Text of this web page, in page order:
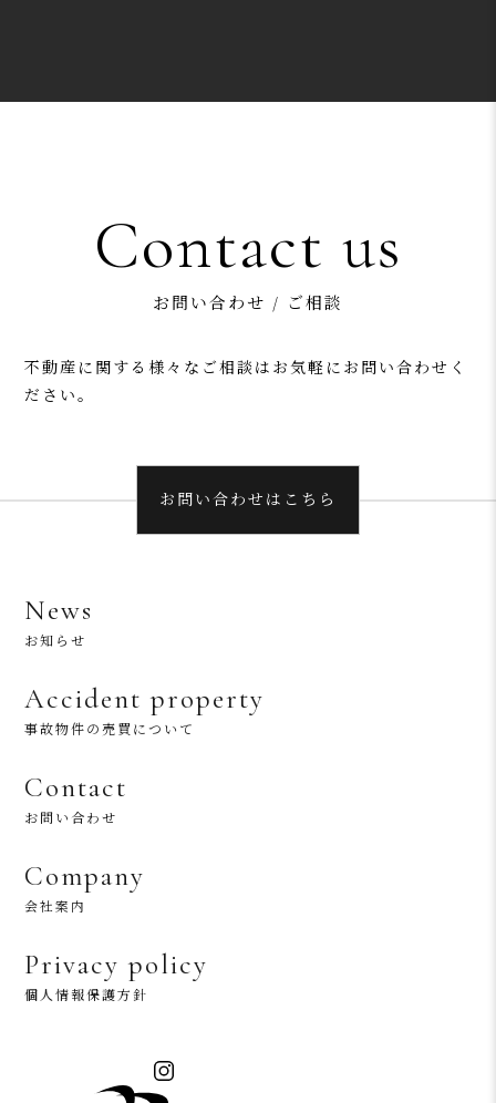
Contact us
お問い合わせ / ご相談
不動産に関する様々なご相談はお気軽にお問い合わせく
ださい。
お問い合わせはこちら
News
お知らせ
Accident property
事故物件の売買について
Contact
お問い合わせ
Company
会社案内
Privacy policy
個人情報保護方針